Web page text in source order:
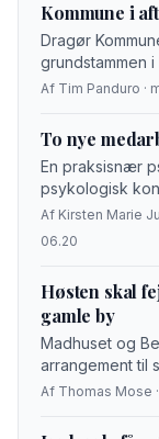
Kommune i
Dragør
grundstammen
Af Tim Panduro ·
To nye
En praksisnær
psykologisk
pædagogisk-
Kommune.
på eleverne,
Af Kirsten Marie
06.20
Høsten skal
gamle by
Madhuset og
arrangement til
Af Thomas Mose